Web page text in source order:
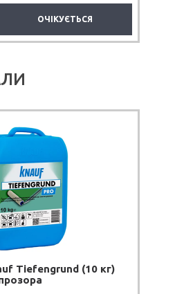
ОЧІКУЄТЬСЯ
Tiefengrund (10 кг)